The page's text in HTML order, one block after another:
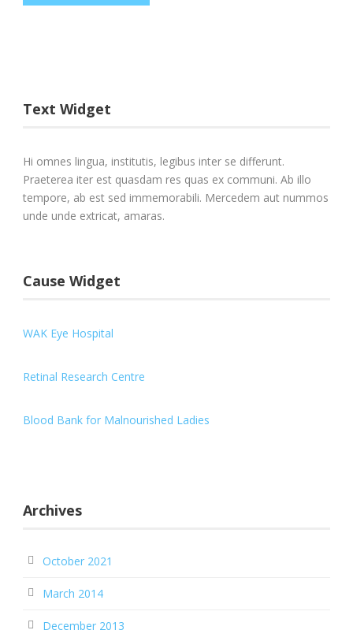
Text Widget
Hi omnes lingua, institutis, legibus inter se differunt.
Praeterea iter est quasdam res quas ex communi. Ab illo
tempore, ab est sed immemorabili. Mercedem aut nummos
unde unde extricat, amaras.
Cause Widget
WAK Eye Hospital
Retinal Research Centre
Blood Bank for Malnourished Ladies
Archives
October 2021
March 2014
December 2013